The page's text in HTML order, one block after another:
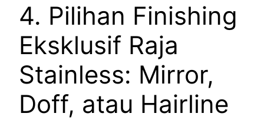
4. Pilihan Finishing
Eksklusif Raja
Stainless: Mirror,
Doff, atau Hairline